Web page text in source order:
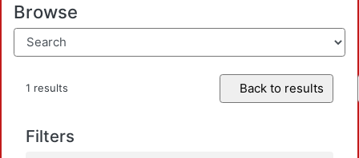
Browse
1 results Back to results
Filters